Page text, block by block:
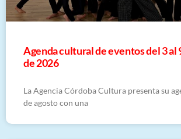
​Agenda cultural de eventos del 3 al
de 2026
La Agencia Córdoba Cultura presenta su
de agosto con una